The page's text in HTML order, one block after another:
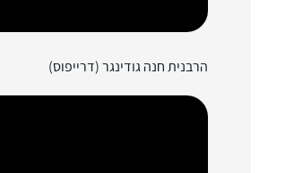
הרבנית חנה גודינגר (דרייפוס)